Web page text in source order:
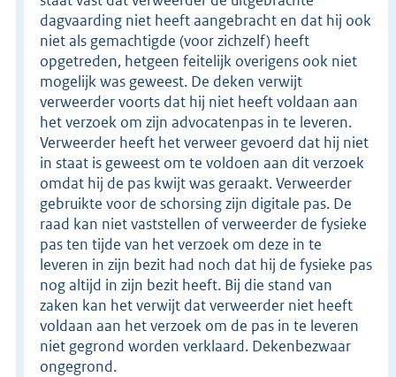
dagvaarding niet heeft aangebracht en dat hij ook
niet als gemachtigde (voor zichzelf) heeft
opgetreden, hetgeen feitelijk overigens ook niet
mogelijk was geweest. De deken verwijt
verweerder voorts dat hij niet heeft voldaan aan
het verzoek om zijn advocatenpas in te leveren.
Verweerder heeft het verweer gevoerd dat hij niet
in staat is geweest om te voldoen aan dit verzoek
omdat hij de pas kwijt was geraakt. Verweerder
gebruikte voor de schorsing zijn digitale pas. De
raad kan niet vaststellen of verweerder de fysieke
pas ten tijde van het verzoek om deze in te
leveren in zijn bezit had noch dat hij de fysieke pas
nog altijd in zijn bezit heeft. Bij die stand van
zaken kan het verwijt dat verweerder niet heeft
voldaan aan het verzoek om de pas in te leveren
niet gegrond worden verklaard. Dekenbezwaar
ongegrond.